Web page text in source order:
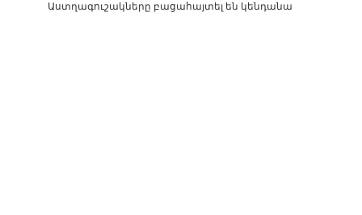
Աստղագուշակները բացահայտել են կենդանա